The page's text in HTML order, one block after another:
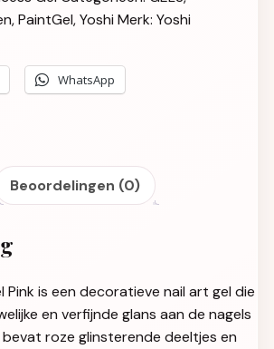
,PaintGel,Yoshi Merk: Yoshi
WhatsApp
Beoordelingen (0)
Pink is een decoratieve nail art gel die
en verfijnde glans aan de nagels
roze glinsterende deeltjes en